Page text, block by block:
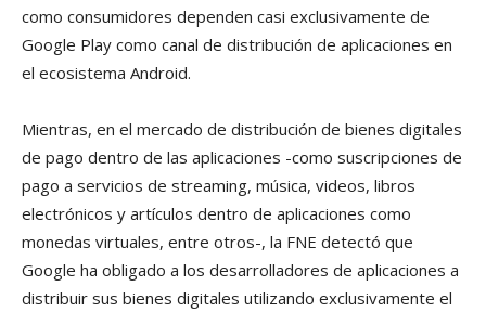
como consumidores dependen casi exclusivamente de
Google Play como canal de distribución de aplicaciones en
el ecosistema Android.
Mientras, en el mercado de distribución de bienes digitales
de pago dentro de las aplicaciones -como suscripciones de
pago a servicios de streaming, música, videos, libros
electrónicos y artículos dentro de aplicaciones como
monedas virtuales, entre otros-, la FNE detectó que
Google ha obligado a los desarrolladores de aplicaciones a
distribuir sus bienes digitales utilizando exclusivamente el